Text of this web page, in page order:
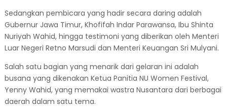
Sedangkan pembicara yang hadir secara daring adalah
Gubernur Jawa Timur, Khofifah Indar Parawansa, Ibu Shinta
Nuriyah Wahid, hingga testimoni yang diberikan oleh Menteri
Luar Negeri Retno Marsudi dan Menteri Keuangan Sri Mulyani.
Salah satu bagian yang menarik dari gelaran ini adalah
busana yang dikenakan Ketua Panitia NU Women Festival,
Yenny Wahid, yang memakai wastra Nusantara dari berbagai
daerah dalam satu tema.